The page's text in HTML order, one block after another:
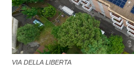
VIA DELLA LIBERTA